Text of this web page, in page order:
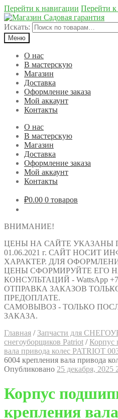
Перейти к навигации Перейти
Искать:
Меню
О нас
В мастерскую
Магазин
Доставка
Оформление заказа
Мой аккаунт
Контакты
О нас
В мастерскую
Магазин
Доставка
Оформление заказа
Мой аккаунт
Контакты
₽0.00 0 товаров
ВНИМАНИЕ!
ЦЕНЫ НА САЙТЕ УКАЗАНЫ
01.06.2021 г. САЙТ НОСИТ
ХАРАКТЕР. ДЛЯ
ЦЕНЫ СФОРМИРУЙТЕ ЕГО
КОНСУЛЬТАЦИЙ - WattsApp
ОТПРАВКА ЗАКАЗОВ
ПРЕДОПЛАТЕ.
САМОВЫВОЗ - ТОЛЬКО
ЗАКАЗА.
Главная / Запчасти для
снегоуборщиков Patriot / Корпус
вала привода колес PATRIOT
6004 крепления вала привода
Опубликовано 25 декабря, 2025
Корпус
крепления